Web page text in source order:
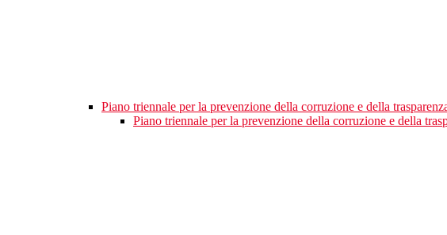
Piano triennale per la prevenzione della corruzione e della
Piano triennale per la prevenzione della corruzione e della